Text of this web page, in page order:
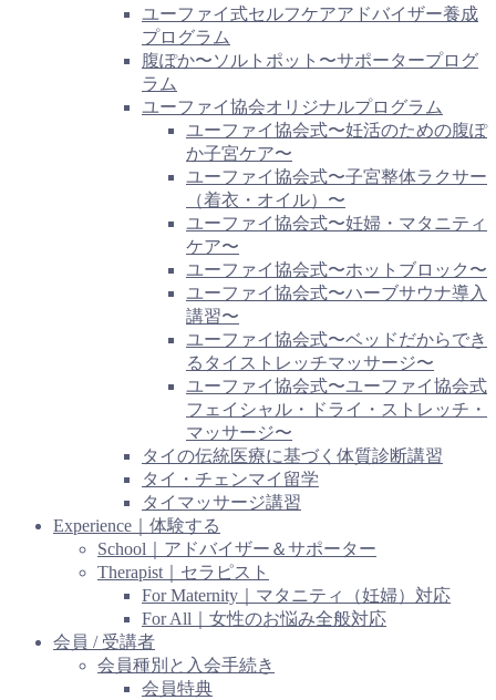
ユーファイ式セルフケアアドバイザー養成
プログラム
腹ぽか〜ソルトポット〜サポータープログ
ラム
ユーファイ協会オリジナルプログラム
ユーファイ協会式〜妊活のための腹ぽ
か子宮ケア〜
ユーファイ協会式〜子宮整体ラクサー
（着衣・オイル）〜
ユーファイ協会式〜妊婦・マタニティ
ケア〜
ユーファイ協会式〜ホットブロック〜
ユーファイ協会式〜ハーブサウナ導入
講習〜
ユーファイ協会式〜ベッドだからでき
るタイストレッチマッサージ〜
ユーファイ協会式〜ユーファイ協会式
フェイシャル・ドライ・ストレッチ・
マッサージ〜
タイの伝統医療に基づく体質診断講習
タイ・チェンマイ留学
タイマッサージ講習
Experience｜体験する
School｜アドバイザー＆サポーター
Therapist｜セラピスト
For Maternity｜マタニティ（妊婦）対応
For All｜女性のお悩み全般対応
会員 / 受講者
会員種別と入会手続き
会員特典